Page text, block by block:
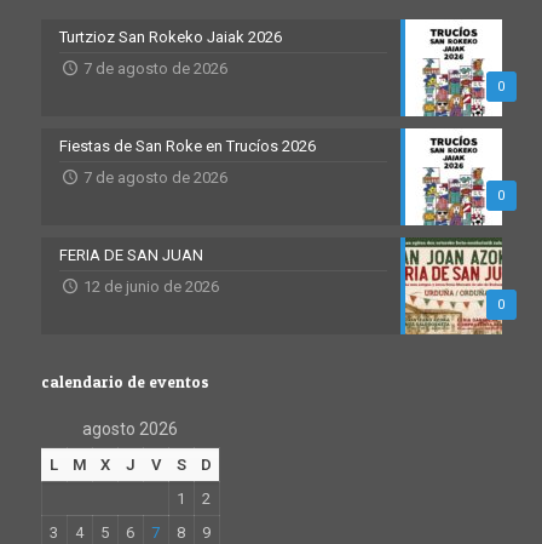
0
Turtzioz San Rokeko Jaiak 2026
7 de agosto de 2026
0
Fiestas de San Roke en Trucíos 2026
7 de agosto de 2026
0
FERIA DE SAN JUAN
12 de junio de 2026
calendario de eventos
agosto 2026
L M X J V S
D
1
2
3
4 5 6 7 8 9